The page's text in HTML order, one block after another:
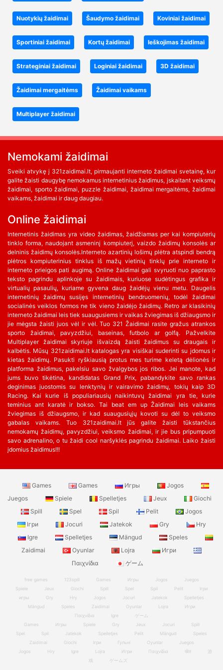
Nuotykių žaidimai Šaudymo žaidimai Koviniai žaidimai
Sportiniai žaidimai Kortų žaidimai Ieškojimas žaidimai
Strateginiai žaidimai Loginiai žaidimai 3D žaidimai
Žaidimai mergaitėms Žaidimai vaikams
Multiplayer žaidimai
Nemokami žaidimai
Sveiki atvykę į 321zaidimai.lt, pirmaujanti interneto žaidimai svetainę, kur
galite žaisti daugybę nemokamus internetinius žaidimus, įskaitant veiksmų
žaidimai, sporto žaidimai, puzzle žaidimai, žaidimai mergaitėms, žaidimai
vaikams, žaidimai ir daug daugiau.
Online žaidimai
Internetinis žaidimas yra video žaidimas, žaidžiamas per kai kompiuterių
tinklo forma, naudojant asmeninį kompiuterį, vaizdo žaidimų konsolės ar
delninis žaidimų konsolės.Interneto azartinių lošimų plėtra atspindi bendrą
plėtros kompiuterinius tinklus iš mažų vietinių tinklų prie interneto ir
interneto prieigos pati augimą. Online žaidimai gali svyruoti nuo paprasto
teksto pagrindu aplinkoje su žaidimais, kuriuose sudėtingus grafika ir
virtualių pasaulių, kuriame gyvena daug žaidėjų vienu metu. Daugelis
internetinių žaidimų susijęs internetinių bendruomenių, todėl žaidimai
socialinės veiklos formos ne tik vieno žaidėjo žaidimų. Retro ar klasikinių
interneto žaidimai leis tiek suaugusiems ir vaikas žviegimas iš džiaugsmo ir
jie mėgsta žaisti juos vėl ir vėl. Tuo 321 Žaidimai rasite gražus atrankos
sporto žaidimai, pavyzdžiui, baseinas, futbolo ar golfą. Pažvelkite
Multiplayer žaidimai skyriuje išvaizdą žaisti žaidimus su draugais ir
kalbėtis. Mūsų 321zaidimai.lt katalogas yra visiškai suderinti su įdomus ir
kietas žaidimų. Pasukti ryškiausią protus mes turime keletą dėlionės ir
platforma žaidimus, pakelsiu savo žvalgybos jos ribos. Jei manote, kad
jums buvo tikėtina, kandidatas Grand Prix, pabandykite savo rankas
deginimas juostomis su lenktynių ir vairavimo žaidimų, tokių kaip 3D
Racing. Kai kurie iš populiariausių naikintuvų žaidimai yra tie, kurie
teminius ant karatė ir bokso. Tai beat em up Žaidimai leis vaikams
žviegimas iš džiaugsmo, ir kad suaugusiųjų kovoti su dėl to veiksmo
gabalas vaikams. Tuo 321zaidimai.lt jūs galite žaisti tūkstančius
nemokamų žaidimų, pavyzdžiui, veiksmo žaidimai, ir jie bus pripumpuoti
savo adrenalino, o tu žaidi cool naršyklės pagrindu žaidimai. Laiko žaisti
įdomius žaidimus!!!
Games Games Игры
Jogos
Juegos
Spiele Spelletjes Jeux
Giochi
Spill
Spel Spil Pelit
Jogos
Ігри
Jocuri Jatekok Gry
Hry
Igre
Spelletjes Mängud
Speles
Zaidimai
Oyunlar Lojra
Игри
Παιχνίδια
ゲーム
free games 123spill Games Игры Jogos
Juegos
Spiele
Jeux Giochi Spill Spel Spil Pelit
Ігри
игры
Gry Hry Jogos Jocuri Jatekok
Spelletjes
Mängud
Speles Zaidimai Oyunlar Lojra
Игри
Παιχνίδια
Igre
ゲーム
Games
Игры Spiele Gry Jeux Jocuri
Spill
Spel
Spil Jatekok Spelletjes Pelit Mängud
Speles
Zaidimai
Giochi Ігри Гульні Oyunlar
Juegos
Jogos
Hry Igre Lojra Игри Παιχνίδια खेल
游
戏
ゲームズ